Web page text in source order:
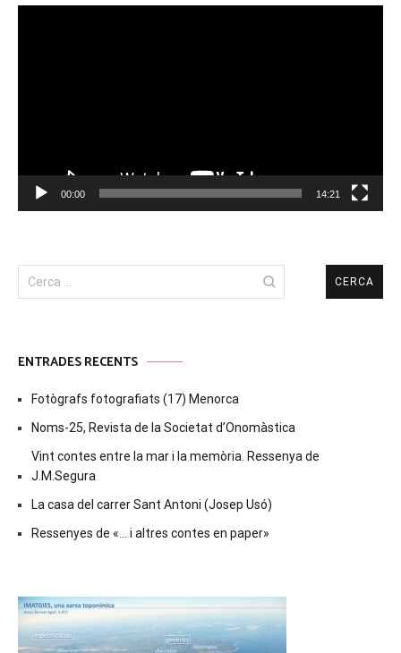
00:00 14:21
Cerca:
ENTRADES RECENTS
Fotògrafs fotografiats (17) Menorca
Noms-25, Revista de la Societat d’Onomàstica
Vint contes entre la mar i la memòria. Ressenya de
J.M.Segura
La casa del carrer Sant Antoni (Josep Usó)
Ressenyes de «… i altres contes en paper»